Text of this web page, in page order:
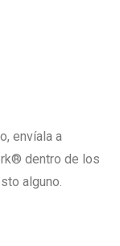
envíala a
dentro de los
alguno.